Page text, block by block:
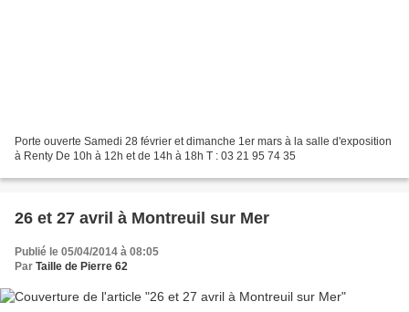
Porte ouverte Samedi 28 février et dimanche 1er mars à la salle d'exposition
à Renty De 10h à 12h et de 14h à 18h T : 03 21 95 74 35
26 et 27 avril à Montreuil sur Mer
Publié le 05/04/2014 à 08:05
Par Taille de Pierre 62